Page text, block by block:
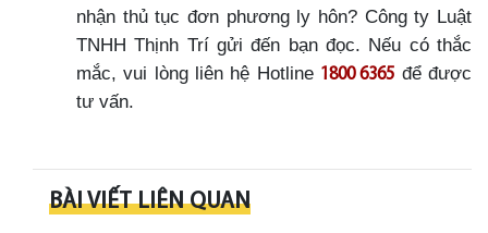
nhận thủ tục đơn phương ly hôn? Công ty Luật
TNHH Thịnh Trí gửi đến bạn đọc. Nếu có thắc
mắc, vui lòng liên hệ Hotline 1800 6365 để được
tư vấn.
BÀI VIẾT LIÊN QUAN